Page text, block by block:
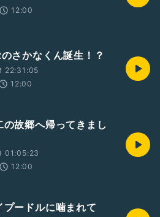
12:00
さかなくん誕生！？
22:31:05
12:00
故郷へ帰ってきまし
01:05:23
12:00
ードルに噛まれて